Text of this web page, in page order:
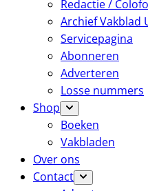
Redactie /
Archief Vakblad
Servicepagina
Abonneren
Adverteren
Losse nummers
Shop
Boeken
Vakbladen
Over ons
Contact